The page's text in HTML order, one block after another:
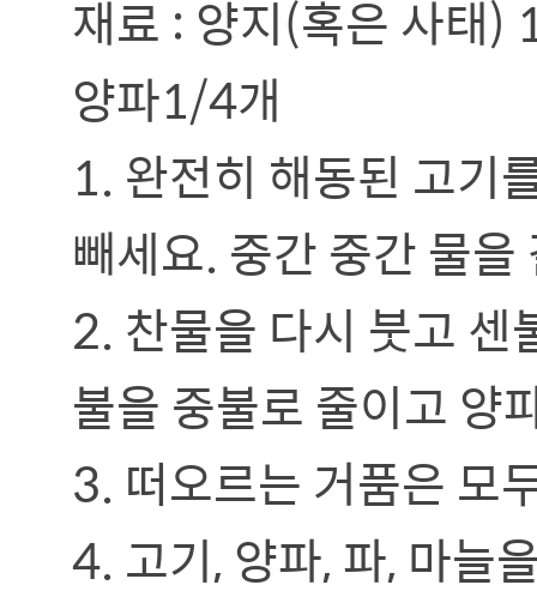
재료 : 양지(혹은 사태
양파1/4개
1. 완전히 해동된 고기
빼세요. 중간 중간 물
2. 찬물을 다시 붓고 센
불을 중불로 줄이고 양
3. 떠오르는 거품은 모
4. 고기, 양파, 파, 마늘